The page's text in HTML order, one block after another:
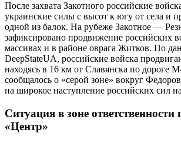
После захвата Закотного российские
украинские силы с высот к югу от села и
одной из балок. На рубеже Закотное —
зафиксировано продвижение российских
массивах и в районе оврага Житков. По
DeepStateUA, российские войска
находясь в 16 км от Славянска по дороге
сообщалось о «серой зоне» вокруг
на широкое наступление российских сил
Ситуация в зоне
«Центр»